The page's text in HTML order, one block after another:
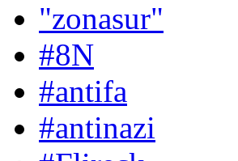
"zonasur"
#8N
#antifa
#antinazi